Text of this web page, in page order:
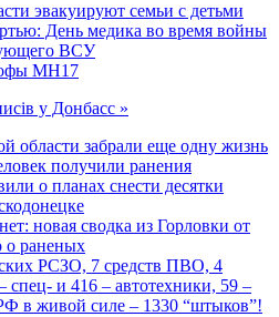
эвакуируют семьи с детьми
День медика во время войны
ВСУ
MH17
у Донбасс »
области забрали еще одну жизнь
получили ранения
о планах снести десятки
новая сводка из Горловки от
о раненых
РСЗО, 7 средств ПВО, 4
спец- и 416 – автотехники, 59 –
в живой силе – 1330 “штыков”!